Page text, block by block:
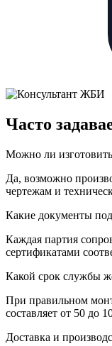
Часто
Можно ли
Да, возможно
чертежам и
Какие документы
Каждая партия
сертификатами
Какой срок службы
При правильном
составляет от 50 до
Доставка и